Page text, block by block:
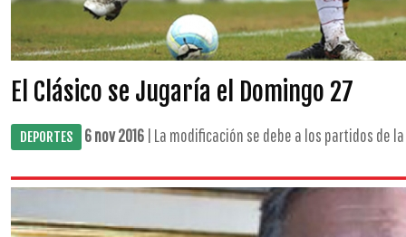
El Clásico se Jugaría el Domingo 27
DEPORTES 6 nov 2016 | La modificación se debe a los partidos de